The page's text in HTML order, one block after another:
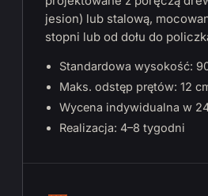
jesion) lub stalową,
stopni lub od dołu do
Standardowa wysokość:
Maks. odstęp prętów: 12
Wycena indywidualna w
Realizacja: 4–8 tygodni